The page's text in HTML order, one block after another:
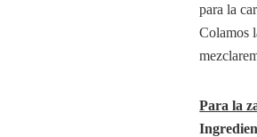
para la
Colamos
Para la